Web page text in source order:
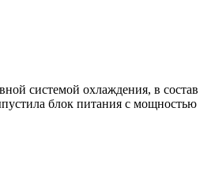
системой охлаждения, в состав
блок питания с мощностью